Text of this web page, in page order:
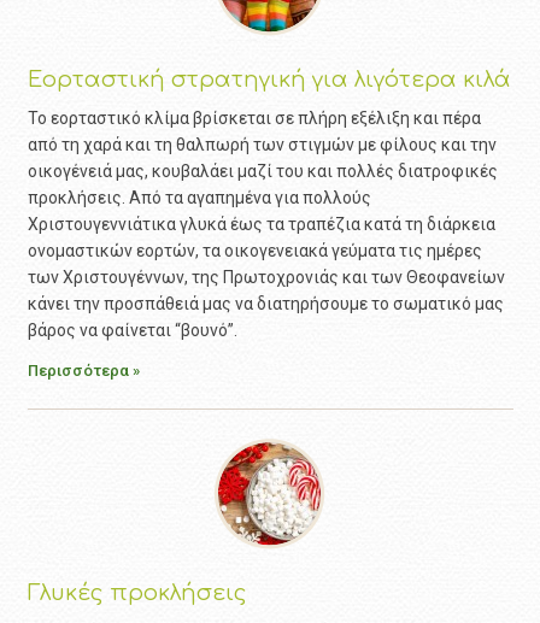
Εορταστική στρατηγική για λιγότερα κιλά
Το εορταστικό κλίμα βρίσκεται σε πλήρη εξέλιξη και πέρα
από τη χαρά και τη θαλπωρή των στιγμών με φίλους και την
οικογένειά μας, κουβαλάει μαζί του και πολλές διατροφικές
προκλήσεις. Από τα αγαπημένα για πολλούς
Χριστουγεννιάτικα γλυκά έως τα τραπέζια κατά τη διάρκεια
ονομαστικών εορτών, τα οικογενειακά γεύματα τις ημέρες
των Χριστουγέννων, της Πρωτοχρονιάς και των Θεοφανείων
κάνει την προσπάθειά μας να διατηρήσουμε το σωματικό μας
βάρος να φαίνεται “βουνό”.
Περισσότερα »
Γλυκές προκλήσεις